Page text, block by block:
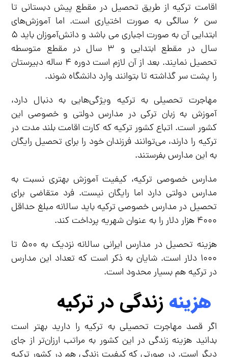
اقامت ترکیه از طریق تحصیل در مقطع پیش دبستانی تا
سن ۶ سالگی به صورت اختیاری است. اما آموزش‌های
ابتدایی آن به صورت اجباری می باشد و دانش‌آموزان باید ۵
سال در مقطع ابتدایی و ۳ سال در مقطع متوسطه
تحصیل نمایند. بعد از آن لازم است دوره ۴ ساله دبیرستان
را پشت سر گذاشته تا بتوانند وارد دانشگاه شوند.
مهاجرت تحصیلی به ترکیه ویژگی‌هایی به دنبال دارد،
آموزش به زبان ترکی در مدارس دولتی و خصوصی این
کشور است. اتباع کشور ترکیه که کارت اقامت بلند مدت در
ترکیه را دارند، می‌توانند فرزندان خود را برای تحصیل رایگان
به این مدارس بفرستند.
مدارس خصوصی ترکیه، کیفیت آموزش بهتری نسبت به
مدارس دولتی دارد اما رایگان نیست. فرد متقاضی برای
تحصیل در مدارس خصوصی ترکیه باید سالانه مبلغ حداقل
۴۰۰۰ هزار دلار را به عنوان شهریه پرداخت کند.
هزینه تحصیل در مدارس ایرانی سالانه نزدیک به ۵۰۰ تا
۱۰۰۰ دلار است. شایان به ذکر است که تعداد این مدارس
در ترکیه هم بسیار محدود است.
هزینه زندگی در ترکیه
اگر قصد مهاجرت تحصیلی به ترکیه را دارید بهتر است
بدانید هزینه زندگی در این کشور به مراتب ارزان‌تر از جای